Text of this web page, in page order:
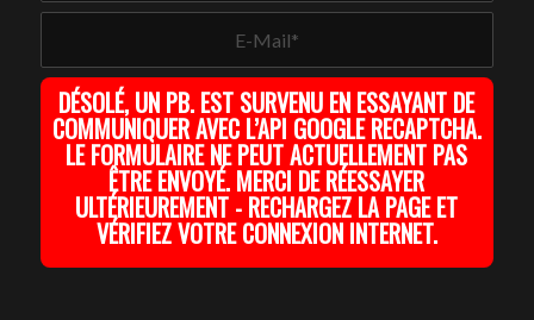
DÉSOLÉ, UN PB. EST SURVENU EN ESSAYANT DE
COMMUNIQUER AVEC L’API GOOGLE RECAPTCHA.
LE FORMULAIRE NE PEUT ACTUELLEMENT PAS
ÊTRE ENVOYÉ. MERCI DE RÉESSAYER
ULTÉRIEUREMENT - RECHARGEZ LA PAGE ET
VÉRIFIEZ VOTRE CONNEXION INTERNET.